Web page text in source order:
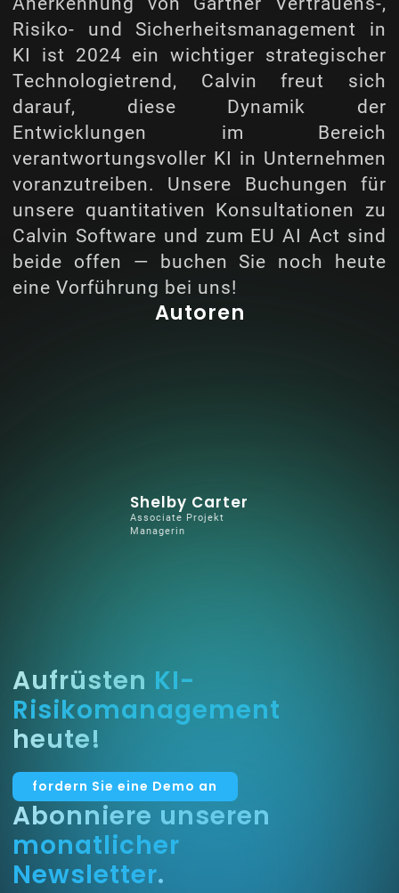
Risiko- und Sicherheitsmanagement in
KI ist 2024 ein wichtiger strategischer
Technologietrend , Calvin freut sich
darauf, diese Dynamik der
Entwicklungen im Bereich
verantwortungsvoller KI in Unternehmen
voranzutreiben. Unsere Buchungen für
unsere quantitativen Konsultationen zu
Calvin Software und zum EU AI Act sind
beide offen — buchen Sie noch heute
eine Vorführung bei uns!
Autoren
Shelby Carter
Associate Projekt
Managerin
Aufrüsten KI-
Risikomanagement
heute!
fordern Sie eine Demo an
Abonniere unseren
monatlicher
Newsletter.